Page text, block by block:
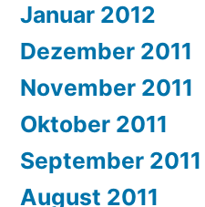
Januar 2012
Dezember 2011
November 2011
Oktober 2011
September 2011
August 2011